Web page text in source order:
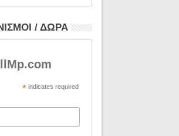
/ ΔΩΡΑ
* indicates required